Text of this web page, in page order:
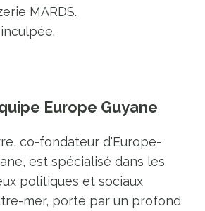
MARDS.
Europe Guyane
co-fondateur d'Europe-
est spécialisé dans les
politiques et sociaux
mer, porté par un profond